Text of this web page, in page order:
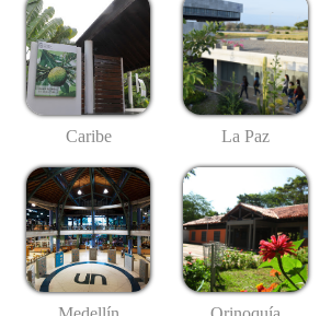
Caribe La Paz